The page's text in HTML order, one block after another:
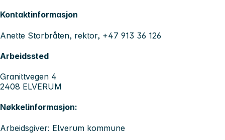
Kontaktinformasjon
Anette Storbråten, rektor, +47 913 36 126
Arbeidssted
Granittvegen 4
2408 ELVERUM
Nøkkelinformasjon:
Arbeidsgiver: Elverum kommune